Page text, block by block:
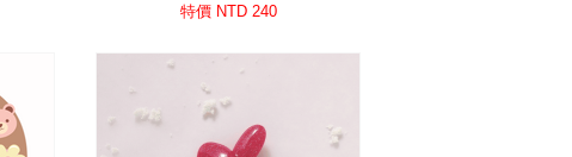
特價 NTD 240